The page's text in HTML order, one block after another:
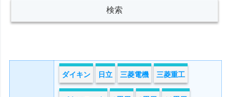
ダイキン 日立 三菱電機 三菱重工